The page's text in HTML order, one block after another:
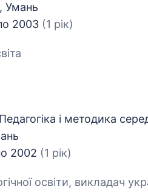
Умань
2003 (1 рік)
і методика
2002 (1 рік)
освіти, викладач